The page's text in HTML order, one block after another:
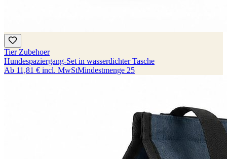
Tier Zubehoer
Hundespaziergang-Set in wasserdichter Tasche
Ab 11,81 € incl. MwStMindestmenge 25